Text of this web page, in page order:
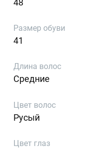
48
Размер обуви
41
Длина волос
Средние
Цвет волос
Русый
Цвет глаз